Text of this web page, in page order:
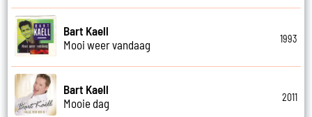
Bart Kaell
Mooi weer vandaag
1993
Bart Kaell
Mooie dag
2011